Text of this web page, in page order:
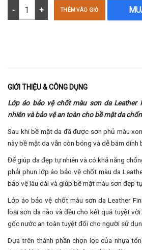
Chốt màu sơn da phủ bảo vệ màu da -
THÊM VÀO GIỎ
GIỚI THIỆU & CÔNG DỤNG
Lớp áo bảo vệ chốt màu sơn da Leather
nhiên và bảo vệ an toàn cho bề mặt da
Sau khi bề mặt da đã được sơn phủ màu
này bề mặt da vẫn còn bóng và dễ bám dính
Để giúp da đẹp tự nhiên và có khả năng
phải phun lớp áo bảo vệ chốt màu da
bảo vệ lâu dài và giúp bề mặt màu sơn đẹp
Lớp áo bảo vệ chốt màu sơn da Leather
loại sơn da nào và đều cho kết quả tuyệt
gốc nước an toàn tuyệt đối cho người sử
Dựa trên thành phần chọn lọc của nhựa